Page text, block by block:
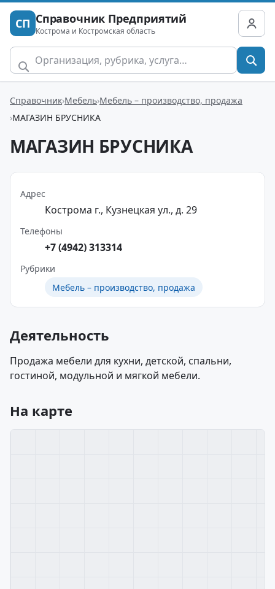
СП Справочник Предприятий
Кострома и Костромская область
Справочник Мебель Мебель – производство, продажа
МАГАЗИН БРУСНИКА
МАГАЗИН БРУСНИКА
Адрес
Кострома г., Кузнецкая ул., д. 29
Телефоны
+7 (4942) 313314
Рубрики
Мебель – производство, продажа
Деятельность
Продажа мебели для кухни, детской, спальни,
гостиной, модульной и мягкой мебели.
На карте